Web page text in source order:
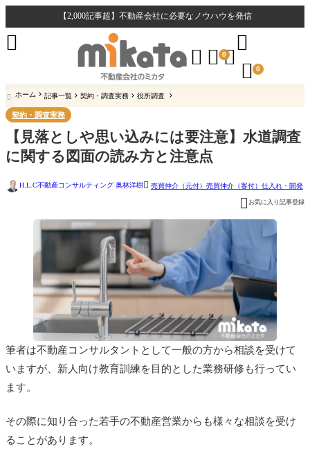
【2,000記事超】不動産会社に必要なノウハウを発信
  0

 0

 ホーム 記事一覧 契約・調査実務 役所調査
契約・調査実務
【見落としや思い込みには要注意】水道調査
に関する図面の読み方と注意点
H.L.C不動産コンサルティング 奥林洋樹 売買仲介（元付） 売買仲介（客付） 仕入れ・開発
 お気に入り記事登録
筆者は不動産コンサルタントとして一般の方から相談を受けて
いますが、新人向け教育訓練を目的とした業務研修も行ってい
ます。
その際に知り合った若手の不動産営業からも様々な相談を受け
ることがあります。